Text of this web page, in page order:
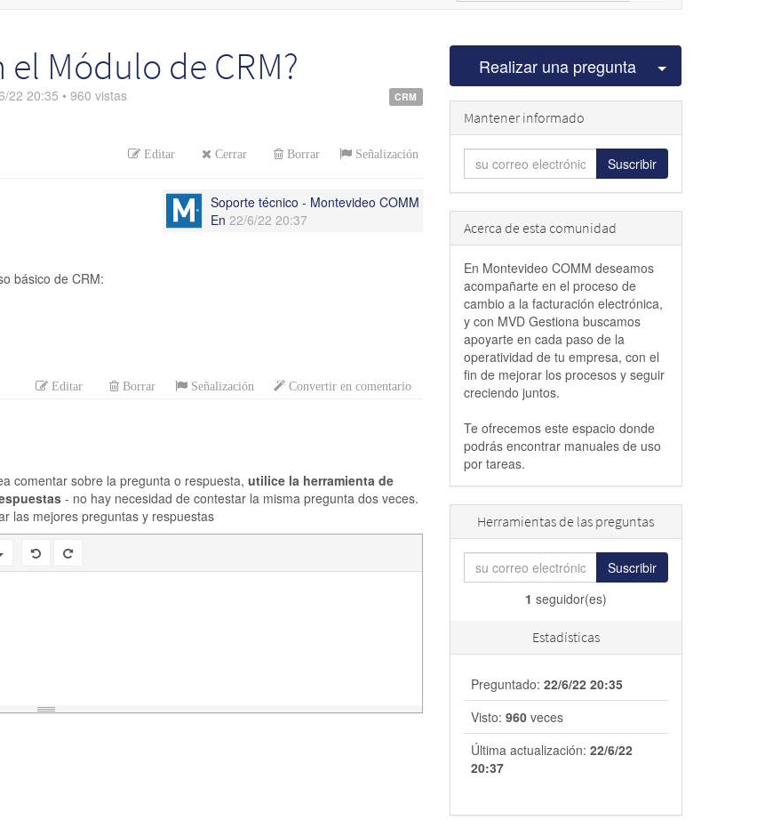
Módulo de CRM?
CRM
22 20:35 • 960 vistas
Editar Cerrar Borrar Señalización
Soporte técnico - Montevideo COMM
En 22/6/22 20:37
básico de CRM:
Editar Borrar Señalización Convertir en comentario
comentar sobre la pregunta o respuesta, utilice la herramienta de
- no hay necesidad de contestar la misma pregunta dos veces.
las mejores preguntas y respuestas
Realizar una pregunta Seleccionar
Mantener informado
Suscribir
Acerca de esta comunidad
En Montevideo COMM deseamos
acompañarte en el proceso de
cambio a la facturación electrónica,
y con MVD Gestiona buscamos
apoyarte en cada paso de la
operatividad de tu empresa, con el
fin de mejorar los procesos y seguir
creciendo juntos.
Te ofrecemos este espacio donde
podrás encontrar manuales de uso
por tareas.
Herramientas de las preguntas
Suscribir
1 seguidor(es)
Estadísticas
Preguntado: 22/6/22 20:35
Visto: 960 veces
Última actualización: 22/6/22
20:37